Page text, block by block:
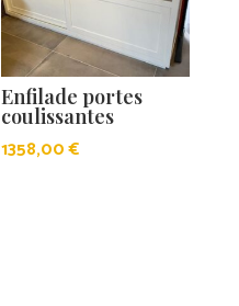
Enfilade portes
coulissantes
1358,00€